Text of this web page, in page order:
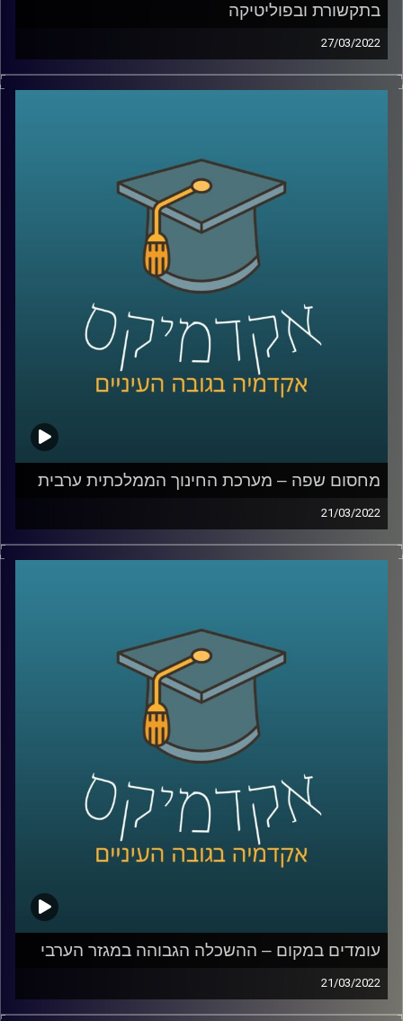
בתקשורת ובפוליטיקה
27/03/2022
האמון בין בני אדם הוא הדבק שמאפשר את קיום מוסדות
החברה. אז מה קורה כאשר יש משבר אמון והשיח על "פייק
על כך דנים בהרחבה ד"ר עמית לביא דינור, דיקנית בית הספר
סמי עופר לתקשות וד"ר יובל קרניאל משפטן, חוקר תרבות,
תקשורת ומומחה לאתיקה בספר "משבר אמון".
קרדיט תמונות:AudioVersity
מחסום שפה – מערכת החינוך הממלכתית ערבית
21/03/2022
איך הגענו למצב שחמישית מהאוכלוסיה לא יכולה לדבר עם
השאר, למה בוגרי מערכת חינוך ממלכתית אחרי 12 שנות לימוד
האזינו לחלק השלישי והאחרון של השיחה שקיימתי עם ד"ר
מריאן תחואוכו, מנהלת המרכז למדיניות כלכלית של החברה
לשיחה עם ד"ר מריאן תחואוכו על משבר התעסוקה במגזר
לחצו כאן
לשיחה עם ד"ר מריאן תחואוכו על ההשכלה הגבוהה במגזר
הערבי –לחצו כאן
עומדים במקום – ההשכלה הגבוהה במגזר הערבי
21/03/2022
ישראל היא אחת המדינות עם הכי הרבה משכילים לנפש, אבל